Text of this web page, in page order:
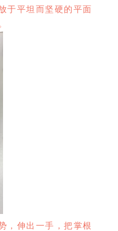
于平坦而坚硬的平面
，伸出一手，把掌根